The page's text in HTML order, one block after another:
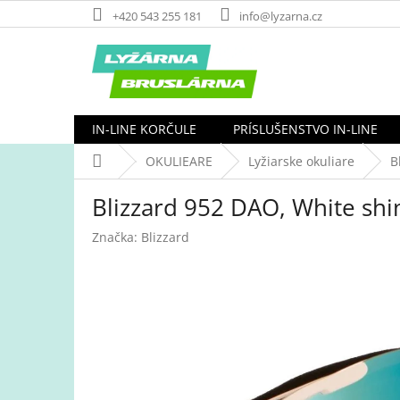
na
+420 543 255 181 info@lyzarna.cz
IN-LINE KORČULE PRÍSLUŠENSTVO IN-LINE
DomovOKULIEARE Lyžiarske okuliare
Blizzard 952 DAO, White
Značka: Blizzard